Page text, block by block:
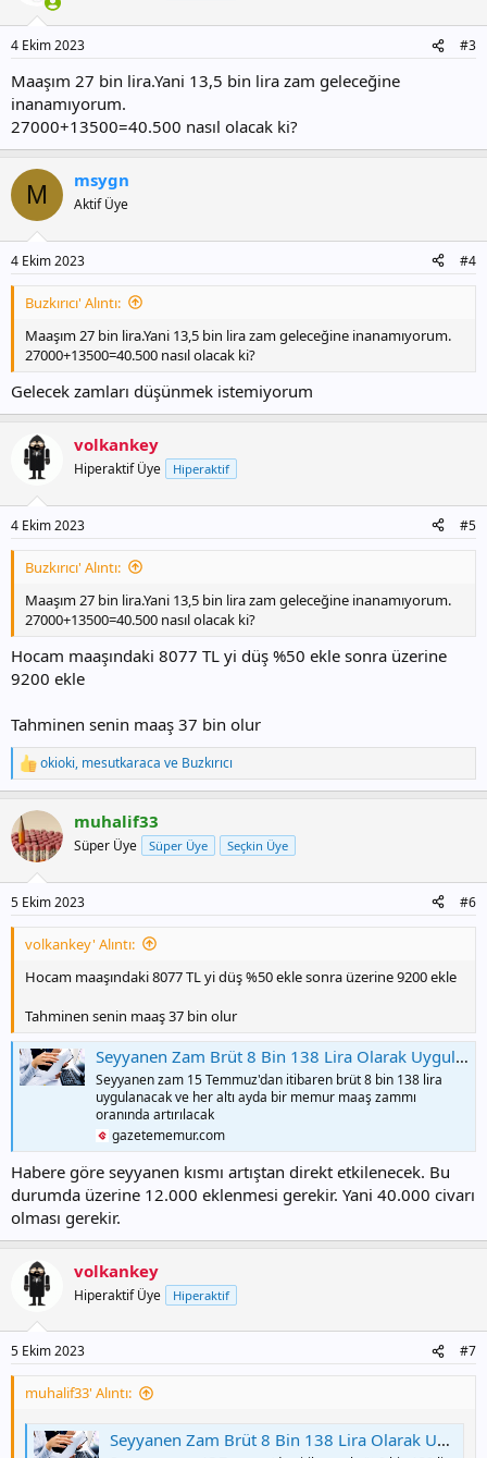
4 Ekim 2023 #3
Maaşım 27 bin lira.Yani 13,5 bin lira zam geleceğine
inanamıyorum.
27000+13500=40.500 nasıl olacak ki?
M msygn
Aktif Üye
4 Ekim 2023 #4
Buzkırıcı' Alıntı:
Maaşım 27 bin lira.Yani 13,5 bin lira zam geleceğine inanamıyorum.
27000+13500=40.500 nasıl olacak ki?
Gelecek zamları düşünmek istemiyorum
volkankey
Hiperaktif Üye Hiperaktif
4 Ekim 2023 #5
Buzkırıcı' Alıntı:
Maaşım 27 bin lira.Yani 13,5 bin lira zam geleceğine inanamıyorum.
27000+13500=40.500 nasıl olacak ki?
Hocam maaşındaki 8077 TL yi düş %50 ekle sonra üzerine
9200 ekle
Tahminen senin maaş 37 bin olur
T
e
k
i
l
okioki, mesutkaraca ve Buzkırıcı
muhalif33
Süper Üye Süper Üye Seçkin Üye
5 Ekim 2023 #6
volkankey' Alıntı:
Hocam maaşındaki 8077 TL yi düş %50 ekle sonra üzerine 9200 ekle
Tahminen senin maaş 37 bin olur
Seyyanen Zam Brüt 8 Bin 138 Lira Olarak Uygulanacak - Memurlar Haberleri
Seyyanen zam 15 Temmuz'dan itibaren brüt 8 bin 138 lira
uygulanacak ve her altı ayda bir memur maaş zammı
oranında artırılacak
gazetememur.com
Habere göre seyyanen kısmı artıştan direkt etkilenecek. Bu
durumda üzerine 12.000 eklenmesi gerekir. Yani 40.000 civarı
olması gerekir.
volkankey
Hiperaktif Üye Hiperaktif
5 Ekim 2023 #7
muhalif33' Alıntı:
Seyyanen Zam Brüt 8 Bin 138 Lira Olarak Uygulanacak - Memurlar Haberleri